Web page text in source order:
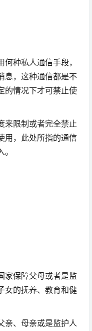
种私人通信手段，
息，这种通信都是不
的情况下才可禁止使
来限制或者完全禁止
用，此处所指的通信
家保障父母或者是监
女的抚养、教育和健
亲、母亲或是监护人